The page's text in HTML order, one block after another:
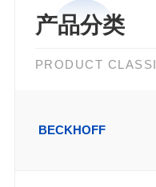
产品分类
PRODUCT
BECKHOFF